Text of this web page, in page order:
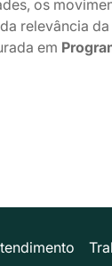
os
relevância
em